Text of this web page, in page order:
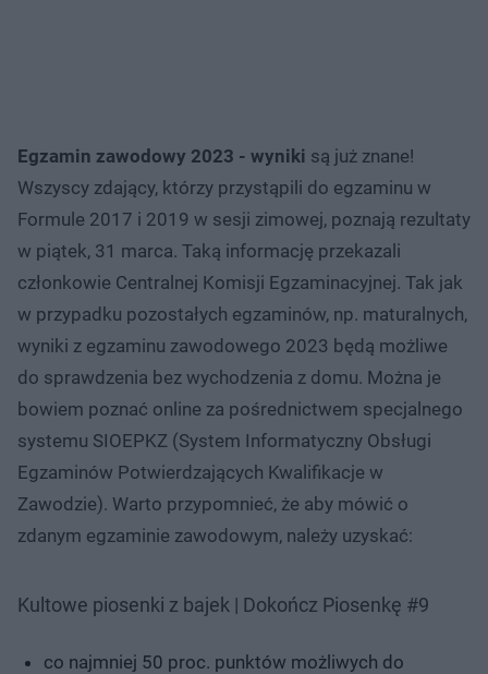
Egzamin zawodowy 2023 - wyniki są już znane!
Wszyscy zdający, którzy przystąpili do egzaminu w
Formule 2017 i 2019 w sesji zimowej, poznają rezultaty
w piątek, 31 marca. Taką informację przekazali
członkowie Centralnej Komisji Egzaminacyjnej. Tak jak
w przypadku pozostałych egzaminów, np. maturalnych,
wyniki z egzaminu zawodowego 2023 będą możliwe
do sprawdzenia bez wychodzenia z domu. Można je
bowiem poznać online za pośrednictwem specjalnego
systemu SIOEPKZ (System Informatyczny Obsługi
Egzaminów Potwierdzających Kwalifikacje w
Zawodzie). Warto przypomnieć, że aby mówić o
zdanym egzaminie zawodowym, należy uzyskać:
Kultowe piosenki z bajek | Dokończ Piosenkę #9
co najmniej 50 proc. punktów możliwych do